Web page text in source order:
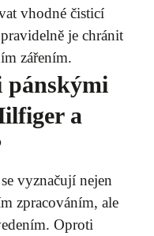
vhodné čisticí
je chránit
zářením.
pánskými
a
vyznačují nejen
zpracováním, ale
Oproti